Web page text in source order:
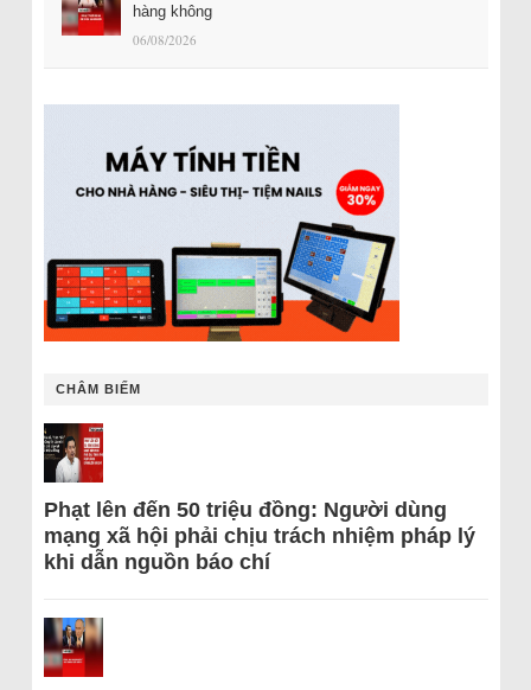
hàng không
06/08/2026
CHÂM BIẾM
Phạt lên đến 50 triệu đồng: Người dùng
mạng xã hội phải chịu trách nhiệm pháp lý
khi dẫn nguồn báo chí